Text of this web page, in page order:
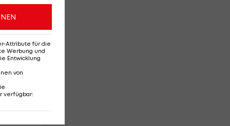
Attribute für die
Werbung und
Entwicklung
von
verfügbar: